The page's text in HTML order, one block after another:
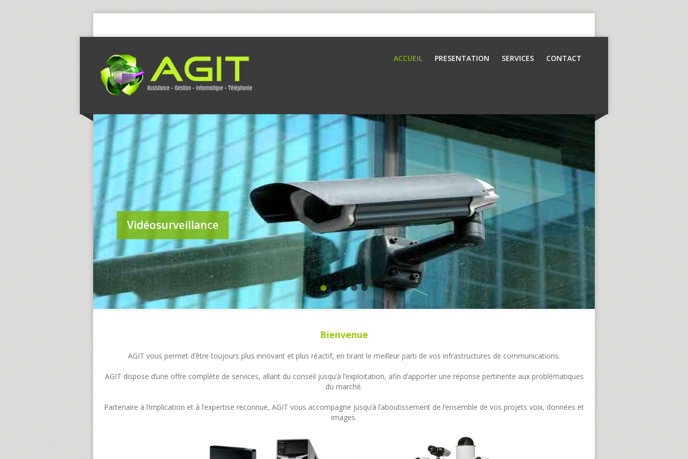
ACCUEIL PRESENTATION SERVICES CONTACT
Vidéosurveillance
Bienvenue
AGIT vous permet d’être toujours plus innovant et plus réactif, en tirant le meilleur parti de vos infrastructures de communications.
AGIT dispose d’une offre complète de services, allant du conseil jusqu’à l’exploitation, afin d’apporter une réponse pertinente aux problématiques
du marché.
Partenaire à l’implication et à l’expertise reconnue, AGIT vous accompagne jusqu’à l’aboutissement de l’ensemble de vos projets voix, données et
images.